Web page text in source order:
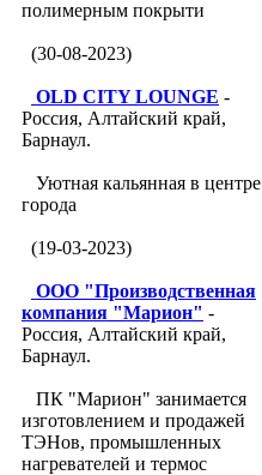
полимерным покрыти
(30-08-2023)
OLD CITY LOUNGE -
Россия, Алтайский край,
Барнаул.
Уютная кальянная в центре
города
(19-03-2023)
ООО "Производственная
компания "Марион" -
Россия, Алтайский край,
Барнаул.
ПК "Марион" занимается
изготовлением и продажей
ТЭНов, промышленных
нагревателей и термос